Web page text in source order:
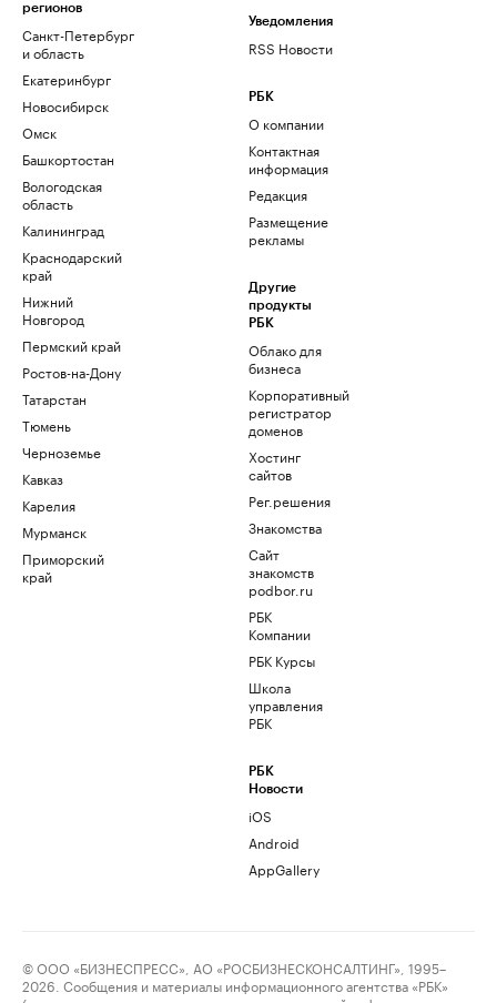
регионов
Санкт-Петербург
и область
Екатеринбург
Новосибирск
Омск
Башкортостан
Вологодская
область
Калининград
Краснодарский
край
Нижний
Новгород
Пермский край
Ростов-на-Дону
Татарстан
Тюмень
Черноземье
Кавказ
Карелия
Мурманск
Приморский
край
Уведомления
RSS Новости
РБК
О компании
Контактная
информация
Редакция
Размещение
рекламы
Другие
продукты
РБК
Облако для
бизнеса
Корпоративный
регистратор
доменов
Хостинг
сайтов
Рег.решения
Знакомства
Сайт
знакомств
podbor.ru
РБК
Компании
РБК Курсы
Школа
управления
РБК
РБК
Новости
iOS
Android
AppGallery
© ООО «БИЗНЕСПРЕСС», АО «РОСБИЗНЕСКОНСАЛТИНГ», 1995–
2026. Сообщения и материалы информационного агентства «РБК»